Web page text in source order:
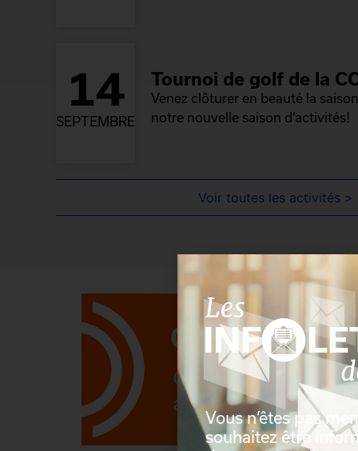
14
SEPTEMBRE
Tournoi de golf de la
Venez clôturer en beauté la
notre nouvelle saison d’activités!
Voir toutes les activités >
Vous n’êtes pas
souhaitez être